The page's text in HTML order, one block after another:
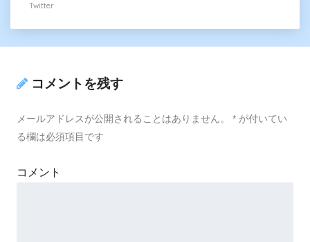
Twitter
コメントを残す
メールアドレスが公開されることはありません。 * が付いてい
る欄は必須項目です
コメント